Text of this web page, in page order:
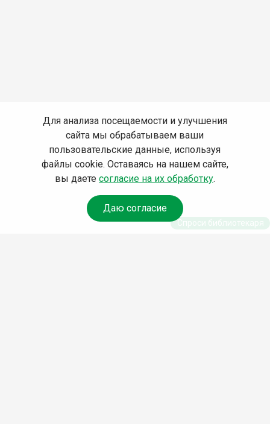
Для анализа посещаемости и улучшения
сайта мы обрабатываем ваши
пользовательские данные, используя
файлы cookie. Оставаясь на нашем сайте,
вы даете согласие на их обработку.
Даю согласие
Спроси библиотекаря